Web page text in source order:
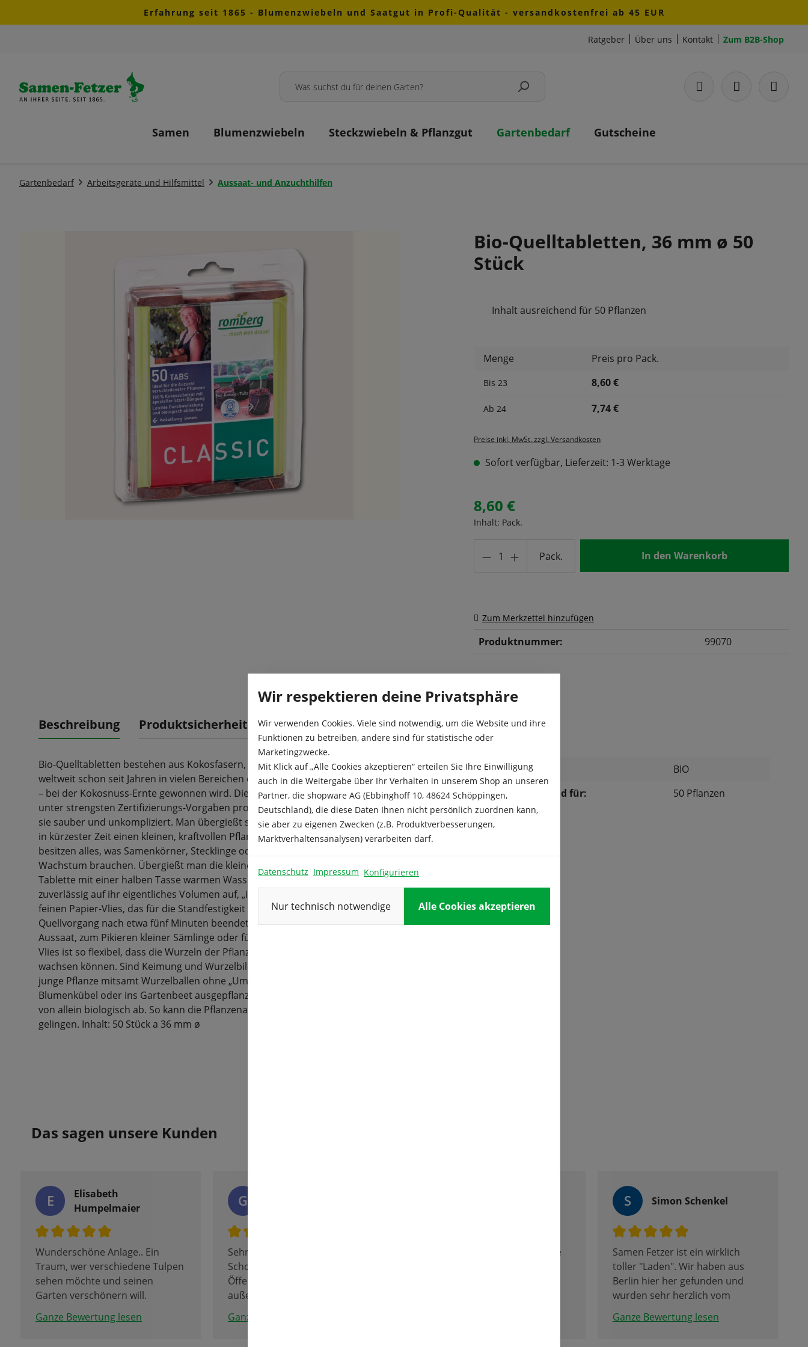
Zur Hauptnavigation springenErfahrung seit 1865 - Blumenzwiebeln und Saatgut in Profi-Qualität - versandkostenfrei ab 45 EUR
Ratgeber Über uns Kontakt Zum B2B-Shop
Samen Blumenzwiebeln Steckzwiebeln & Pflanzgut Gartenbedarf Gutscheine
Gartenbedarf Arbeitsgeräte und Hilfsmittel Aussaat- und Anzuchthilfen
Bio-Quelltabletten, 36 mm ø 50
Stück
Inhalt ausreichend für 50 Pflanzen
Menge Preis pro Pack.
Bis 23 8,60 €
Ab 24 7,74 €
Preise inkl. MwSt. zzgl. Versandkosten
Sofort verfügbar, Lieferzeit: 1-3 Werktage
8,60 €
Inhalt: Pack.
Produkt Anzahl: Gib den gewünschten Wert ein
Pack. In den Warenkorb
Zum Merkzettel hinzufügen
Produktnummer: 99070
Beschreibung Produktsicherheit
Bio-Quelltabletten bestehen aus Kokosfasern, einem Naturprodukt, das
weltweit schon seit Jahren in vielen Bereichen eingesetzt und – quasi nebenbei
– bei der Kokosnuss-Ernte gewonnen wird. Die Kokos-Quelltabletten werden
unter strengsten Zertifizierungs-Vorgaben produziert. In der Handhabung sind
sie sauber und unkompliziert. Man übergießt sie mit etwas Wasser und erhält
in kürzester Zeit einen kleinen, kraftvollen Pflanzballen. Kokos-Quelltabletten
besitzen alles, was Samenkörner, Stecklinge oder Sämlinge zum gesunden
Wachstum brauchen. Übergießt man die kleine, eher unscheinbar wirkende
Tablette mit einer halben Tasse warmen Wassers, quillt sie schnell und
zuverlässig auf ihr eigentliches Volumen auf, „in Form gebracht“ von einem
feinen Papier-Vlies, das für die Standfestigkeit des Quelltopfes sorgt. Ist der
Quellvorgang nach etwa fünf Minuten beendet, steht der Substratballen zur
Aussaat, zum Pikieren kleiner Sämlinge oder für Stecklinge bereit. Das feine
Vlies ist so flexibel, dass die Wurzeln der Pflanze später ungehindert hindurch
wachsen können. Sind Keimung und Wurzelbildung abgeschlossen, kann die
junge Pflanze mitsamt Wurzelballen ohne „Umpflanzschock“ in den
Blumenkübel oder ins Gartenbeet ausgepflanzt werden. Das Vlies baut sich hier
von allein biologisch ab. So kann die Pflanzenanzucht einfach und erfolgreich
gelingen. Inhalt: 50 Stück a 36 mm ø
Besonderheit:
BIO
Inhalt ausreichend für:
50 Pflanzen
Das sagen unsere Kunden
E
Elisabeth
Humpelmaier
Wunderschöne Anlage.. Ein
Traum, wer verschiedene Tulpen
sehen möchte und seinen
Garten verschönern will.
Sehr nette Leute, die gut
erklären, alles über Tulpen und
Ganze Bewertung lesen
G
Sehr engagiertes Unternehmen.
Schon seit Jahren viel
Öffentlichkeitsarbeit mit
außergewöhnlicher
sich bis weit über die
Ganze Bewertung lesen
Bin von der angebotenen Ware
S Simon Schenkel
Samen Fetzer ist ein wirklich
toller "Laden". Wir haben aus
Berlin hier her gefunden und
wurden sehr herzlich vom
Personal vor Ort empfangen.
Der Verkaufsraum wurde
Ganze Bewertung lesen
Wir respektieren deine Privatsphäre
Wir verwenden Cookies. Viele sind notwendig, um die Website und ihre
Funktionen zu betreiben, andere sind für statistische oder
Marketingzwecke.
Mit Klick auf „Alle Cookies akzeptieren“ erteilen Sie Ihre Einwilligung
auch in die Weitergabe über Ihr Verhalten in unserem Shop an unseren
Partner, die shopware AG (Ebbinghoff 10, 48624 Schöppingen,
Deutschland), die diese Daten Ihnen nicht persönlich zuordnen kann,
sie aber zu eigenen Zwecken (z.B. Produktverbesserungen,
Marktverhaltensanalysen) verarbeiten darf.
Datenschutz Impressum Konfigurieren
Nur technisch notwendige Alle Cookies akzeptieren